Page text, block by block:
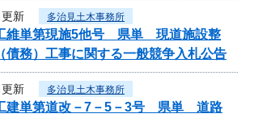
新 多治見土木事務所
維単第現施5他号 県単 現道施設整
債務）工事に関する一般競争入札公告
新 多治見土木事務所
建単第道改－7－5－3号 県単 道路